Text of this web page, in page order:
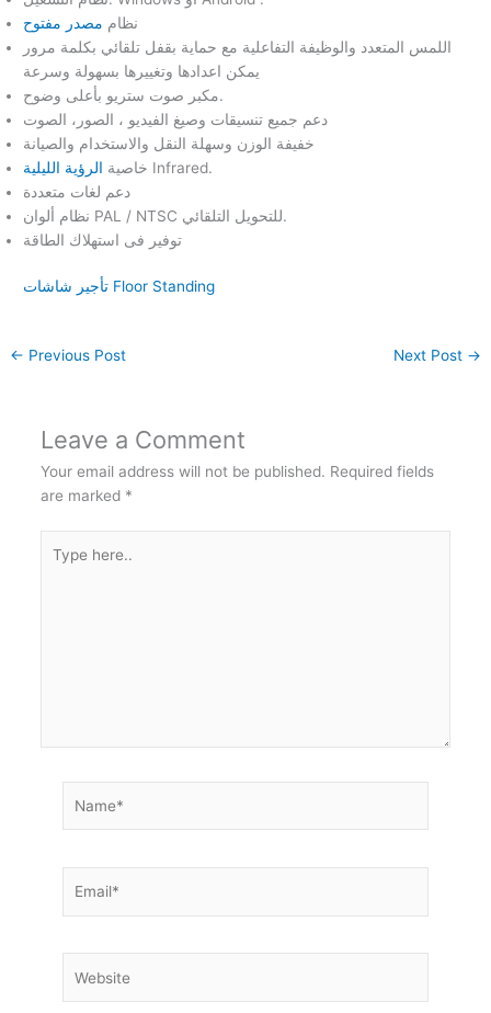
نظام مصدر مفتوح
اللمس المتعدد والوظيفة التفاعلية مع حماية بقفل تلقائي بكلمة مرور
يمكن اعدادها وتغييرها بسهولة وسرعة
مكبر صوت ستريو بأعلى وضوح.
دعم جميع تنسيقات وصيغ الفيديو ، الصور، الصوت
خفيفة الوزن وسهلة النقل والاستخدام والصيانة
خاصية الرؤية الليلية
Infrared.
دعم لغات متعددة
نظام ألوان PAL / NTSC للتحويل التلقائي.
توفير فى استهلاك الطاقة
تأجير شاشات Floor Standing
← Previous Post Next Post →
Leave a Comment
Your email address will not be published. Required fields
are marked *
here..